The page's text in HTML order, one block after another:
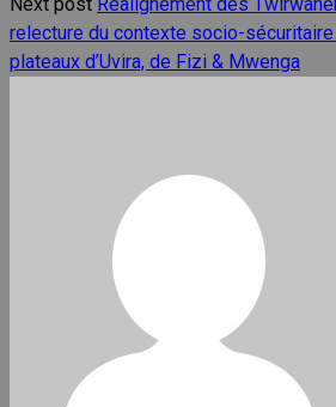
relecture du contexte socio-
plateaux d’Uvira, de Fizi & Mwenga